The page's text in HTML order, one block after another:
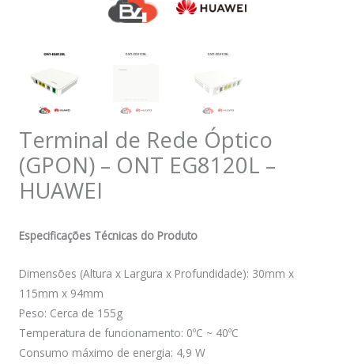
Terminal de Rede Óptico
(GPON) – ONT EG8120L –
HUAWEI
Especificações Técnicas do Produto
Dimensões (Altura x Largura x Profundidade): 30mm x
115mm x 94mm
Peso: Cerca de 155g
Temperatura de funcionamento: 0ºC ~ 40ºC
Consumo máximo de energia: 4,9 W